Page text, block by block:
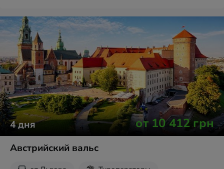
4дня от 10 412грн
Австрийский вальс